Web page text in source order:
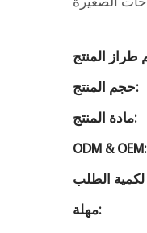
حجم المنتج:
مادة المنتج:
ODM & OEM:
مهلة: